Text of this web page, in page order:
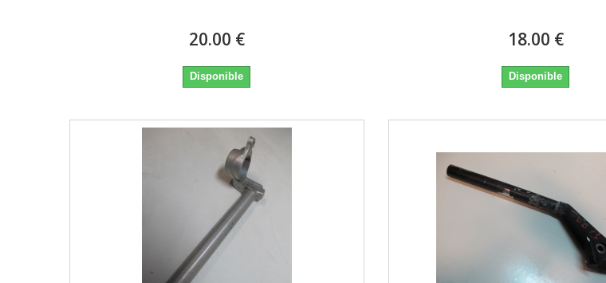
20.00 €
Disponible
18.00 €
Disponible